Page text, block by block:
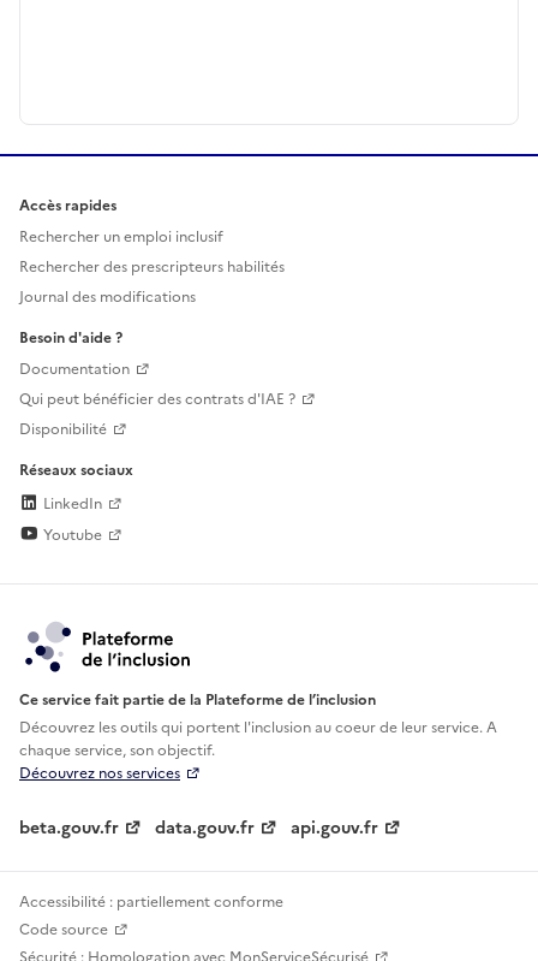
Accès rapides
Rechercher un emploi inclusif
Rechercher des prescripteurs habilités
Journal des modifications
Besoin d'aide ?
Documentation
Qui peut bénéficier des contrats d'IAE ?
Disponibilité
Réseaux sociaux
LinkedIn
Youtube
Ce service fait partie de la Plateforme de l’inclusion
Découvrez les outils qui portent l'inclusion aucoeur de leur service. A
chaque service, son objectif.
Découvrez nos services
beta.gouv.fr data.gouv.fr api.gouv.fr
Accessibilité : partiellement conforme
Code source